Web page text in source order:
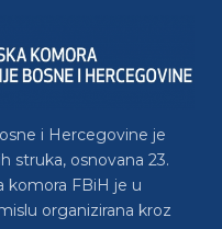
i Hercegovine je
struka, osnovana 23.
komora FBiH je u
organizirana kroz